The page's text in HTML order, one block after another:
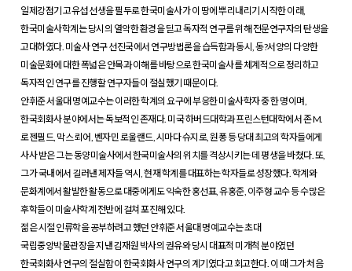
일제강점기 고유섭 선생을 필두로 한국미술사가 이 땅에 뿌리내리기 시작한 이래,
한국미술사학계는 당시의 열악한 환경을 딛고 독자적 연구를 위해 전문연구자의 탄생을
고대하였다. 미술사 연구 선진국에서 연구방법론을 습득함과 동시, 동?서양의 다양한
미술문화에 대한 폭넓은 안목과 이해를 바탕으로 한국미술사를 체계적으로 정리하고
독자적인 연구를 진행할 연구자들이 절실했기 때문이다.
안휘준 서울대 명예교수는 이러한 학계의 요구에 부응한 미술사학자 중 한 명이며,
한국회화사 분야에서는 독보적인 존재다. 미국 하버드대학과 프린스턴대학에서 존 M.
로젠필드, 막스 뢰어, 벤자민 로울랜드, 시마다 슈지로, 원퐁 등 당대 최고의 학자들에게
사사 받은 그는 동양미술사에서 한국미술사의 위치를 격상시키는 데 평생을 바쳤다. 또,
그가 국내에서 길러낸 제자들 역시, 현재 학계를 대표하는 학자들로 성장했다. 학계와
문화계에서 활발한 활동으로 대중에게도 익숙한 홍선표, 유홍준, 이주형 교수 등 수많은
후학들이 미술사학계 전반에 걸쳐 포진해 있다.
젊은 시절 인류학을 공부하려고 했던 안휘준 서울대 명예교수는 초대
국립중앙박물관장을 지낸 김재원 박사의 권유와 당시 대표적 미개척 분야였던
한국회화사 연구의 절실함이 한국회화사 연구의 계기였다고 회고한다. 이 때 그가 처음